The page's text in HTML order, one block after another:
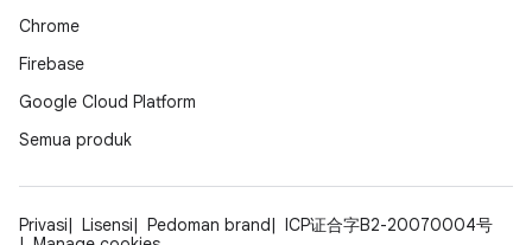
Chrome
Firebase
Google Cloud Platform
Semua produk
Privasi Lisensi Pedoman brand
ICP证合字B2-20070004号